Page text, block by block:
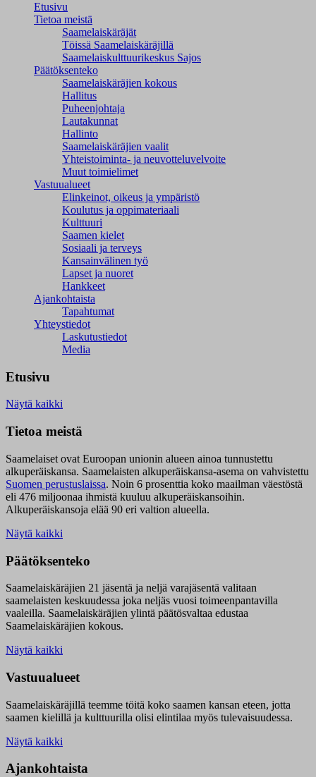
Etusivu
Tietoa meistä
Saamelaiskäräjät
Töissä Saamelaiskäräjillä
Saamelaiskulttuuri­keskus Sajos
Päätöksenteko
Saamelaiskäräjien kokous
Hallitus
Puheenjohtaja
Lautakunnat
Hallinto
Saamelaiskäräjien vaalit
Yhteistoiminta- ja neuvotteluvelvoite
Muut toimielimet
Vastuualueet
Elinkeinot, oikeus ja ympäristö
Koulutus ja oppimateriaali
Kulttuuri
Saamen kielet
Sosiaali ja terveys
Kansainvälinen työ
Lapset ja nuoret
Hankkeet
Ajankohtaista
Tapahtumat
Yhteystiedot
Laskutustiedot
Media
Etusivu
Näytä kaikki
Tietoa meistä
Saamelaiset ovat Euroopan unionin alueen ainoa tunnustettu
alkuperäiskansa. Saamelaisten alkuperäiskansa-asema on vahvistettu
Suomen perustuslaissa. Noin 6 prosenttia koko maailman väestöstä
eli 476 miljoonaa ihmistä kuuluu alkuperäiskansoihin.
Alkuperäiskansoja elää 90 eri valtion alueella.
Näytä kaikki
Päätöksenteko
Saamelaiskäräjien 21 jäsentä ja neljä varajäsentä valitaan
saamelaisten keskuudessa joka neljäs vuosi toimeenpantavilla
vaaleilla. Saamelaiskäräjien ylintä päätösvaltaa edustaa
Saamelaiskäräjien kokous.
Näytä kaikki
Vastuualueet
Saamelaiskäräjillä teemme töitä koko saamen kansan eteen, jotta
saamen kielillä ja kulttuurilla olisi elintilaa myös tulevaisuudessa.
Näytä kaikki
Ajankohtaista